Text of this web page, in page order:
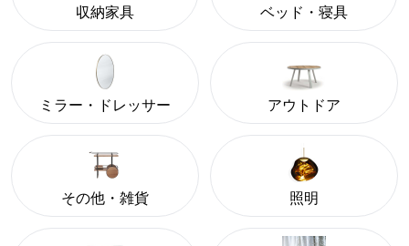
収納家具 ベッド・寝具
ミラー・ドレッサー アウトドア
その他・雑貨 照明